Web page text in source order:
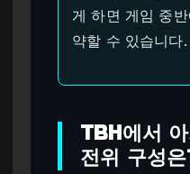
게 하면 게임 중
약할 수 있습니다.
TBH에서
전위 구성